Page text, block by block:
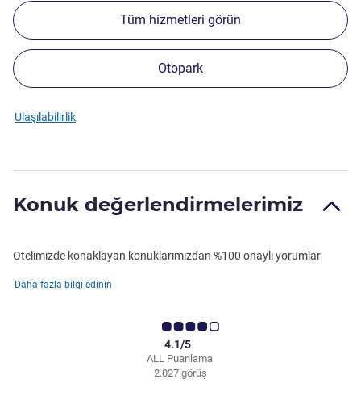
Tüm hizmetleri görün
Otopark
Ulaşılabilirlik
Konuk değerlendirmelerimiz
Otelimizde konaklayan konuklarımızdan %100 onaylı yorumlar
Daha fazla bilgi edinin
ALL Puanlama
4.1/5
2.027 görüş